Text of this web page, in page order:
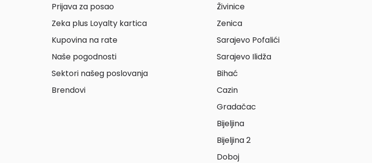
Prijava za posao
Zeka plus Loyalty kartica
Kupovina na rate
Naše pogodnosti
Sektori našeg poslovanja
Brendovi
Živinice
Zenica
Sarajevo Pofalići
Sarajevo Ilidža
Bihać
Cazin
Gradačac
Bijeljina
Bijeljina 2
Doboj